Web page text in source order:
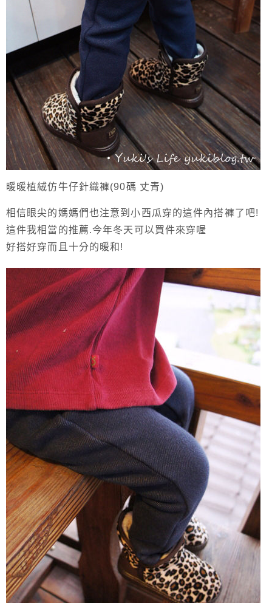
暖暖植絨仿牛仔針織褲(90碼 丈青)
相信眼尖的媽媽們也注意到小西瓜穿的這件內搭褲了吧!
這件我相當的推薦.今年冬天可以買件來穿喔
好搭好穿而且十分的暖和!